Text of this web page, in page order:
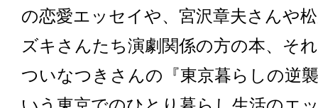
の恋愛エッセイや、宮沢章夫さんや
ズキさんたち演劇関係の方の本、そ
ついなつきさんの『東京暮らしの逆